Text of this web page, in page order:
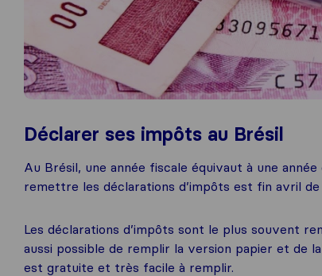
Déclarer ses impôts au Brésil
Au Brésil, une année fiscale équivaut à une
remettre les déclarations d’impôts est fin avril de
Les déclarations d’impôts sont le plus souvent
aussi possible de remplir la version papier et de
est gratuite et très facile à remplir.